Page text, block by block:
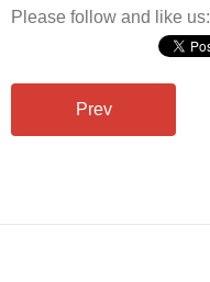
Please follow and like us:
Prev